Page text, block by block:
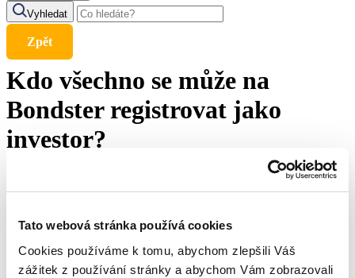
Tato webová stránka používá cookies
Cookies používáme k tomu, abychom zlepšili Váš
zážitek z používání stránky a abychom Vám zobrazovali
Vyhledat
Zpět
Kdo všechno se může na
Bondster registrovat jako
investor?
Registrovat se mohou občané z České republiky starší 18 let,
plnoletí občané ostatních zemí Evropské unie i vybraných států
mimo EU, ale také právnické osoby se sídlem na území
Evropské unie. Podmínkou úspěšné registrace a možnosti